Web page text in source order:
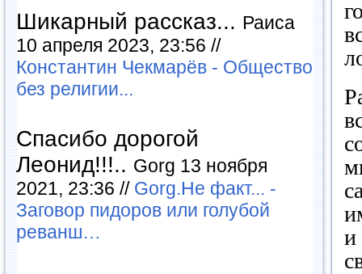
Шикарный рассказ... Раиса
10 апреля 2023, 23:56 //
Константин Чекмарёв - Общество
без религии...
Спасибо дорогой
Леонид!!!.. Gorg 13 ноября
2021, 23:36 // Gorg.Не факт... -
Заговор пидоров или голубой
реванш…
и